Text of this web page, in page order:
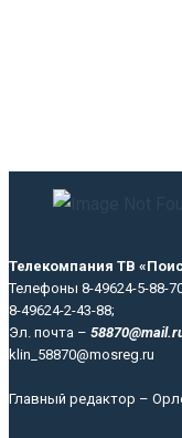
Телекомпания ТВ
Телефоны 8-49624-5-88-
8-49624-2-43-88;
Эл. почта –
klin_58870@mosreg.ru
Главный редактор –